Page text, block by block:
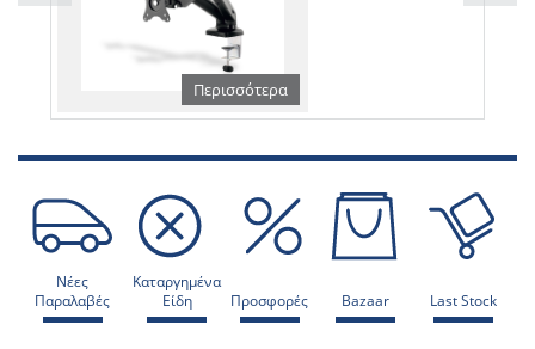
Περισσότερα
Νέες
Παραλαβές
Καταργημένα
Είδη
Προσφορές Bazaar Last Stock